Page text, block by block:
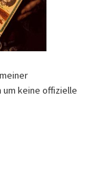
keine offizielle